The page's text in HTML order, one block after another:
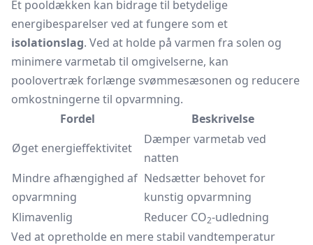
Et pooldækken kan bidrage til betydelige
energibesparelser ved at fungere som et
isolationslag. Ved at holde på varmen fra solen og
minimere varmetab til omgivelserne, kan
poolovertræk forlænge svømmesæsonen og reducere
omkostningerne til opvarmning.
Fordel
Beskrivelse
Øget energieffektivitet
Dæmper varmetab ved
natten
Mindre afhængighed af
opvarmning
Nedsætter behovet for
kunstig opvarmning
Klimavenlig
Reducer CO2-udledning
Ved at opretholde en mere stabil vandtemperatur